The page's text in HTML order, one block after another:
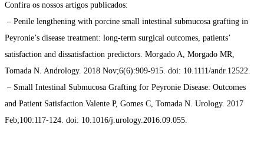
Confira os nossos artigos publicados:
– Penile lengthening with porcine small intestinal submucosa grafting in
Peyronie’s disease treatment: long-term surgical outcomes, patients’
satisfaction and dissatisfaction predictors. Morgado A, Morgado MR,
Tomada N. Andrology. 2018 Nov;6(6):909-915. doi: 10.1111/andr.12522.
– Small Intestinal Submucosa Grafting for Peyronie Disease: Outcomes
and Patient Satisfaction.Valente P, Gomes C, Tomada N. Urology. 2017
Feb;100:117-124. doi: 10.1016/j.urology.2016.09.055.